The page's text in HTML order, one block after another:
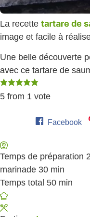
La recette tartare de
image et facile à
Une belle découverte
avec ce tartare de
5 from 1 vote
Facebook
Temps de préparation
marinade 30 minutes
min
Temps total 50 minutes
min